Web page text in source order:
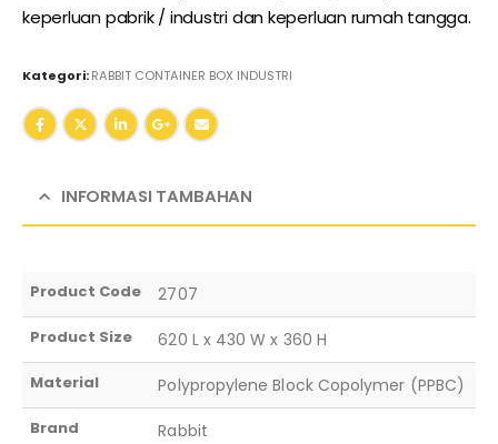
keperluan pabrik / industri dan keperluan rumah tangga.
Kategori:RABBIT CONTAINER BOX INDUSTRI
INFORMASI TAMBAHAN
Product Code 2707
Product Size 620 L x 430 W x 360 H
Material Polypropylene Block Copolymer (PPBC)
Brand Rabbit